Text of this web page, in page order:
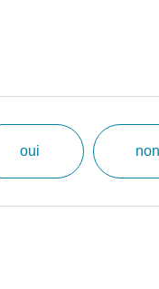
oui non